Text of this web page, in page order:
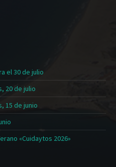
el 30 de julio
20 de julio
15 de junio
«Cuidaytos 2026»